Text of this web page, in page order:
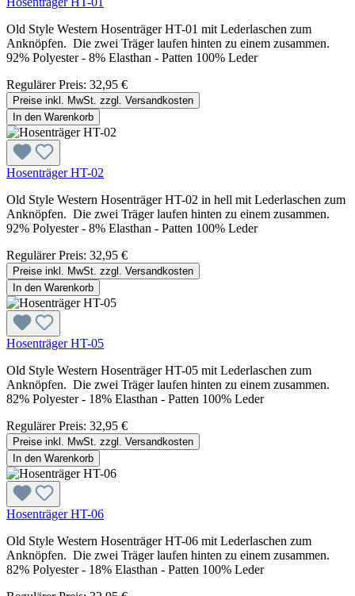
Old Style Western Hosenträger HT-01 mit Lederlaschen zum
Anknöpfen. Die zwei Träger laufen hinten zu einem zusammen.
92% Polyester - 8% Elasthan - Patten 100% Leder
Regulärer Preis: 32,95 €
Preise inkl. MwSt. zzgl. Versandkosten
In den Warenkorb
Hosenträger HT-02
Old Style Western Hosenträger HT-02 in hell mit Lederlaschen zum
Anknöpfen. Die zwei Träger laufen hinten zu einem zusammen.
92% Polyester - 8% Elasthan - Patten 100% Leder
Regulärer Preis: 32,95 €
Preise inkl. MwSt. zzgl. Versandkosten
In den Warenkorb
Hosenträger HT-05
Old Style Western Hosenträger HT-05 mit Lederlaschen zum
Anknöpfen. Die zwei Träger laufen hinten zu einem zusammen.
82% Polyester - 18% Elasthan - Patten 100% Leder
Regulärer Preis: 32,95 €
Preise inkl. MwSt. zzgl. Versandkosten
In den Warenkorb
Hosenträger HT-06
Old Style Western Hosenträger HT-06 mit Lederlaschen zum
Anknöpfen. Die zwei Träger laufen hinten zu einem zusammen.
82% Polyester - 18% Elasthan - Patten 100% Leder